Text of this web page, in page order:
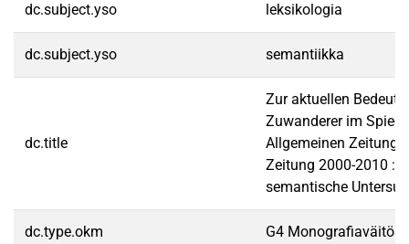
dc.subject.yso leksikologia
dc.subject.yso semantiikka
dc.title
Zur aktuellen
Zuwanderer im
Allgemeinen Zeitung
Zeitung 2000-2010 :
semantische
dc.type.okm G4